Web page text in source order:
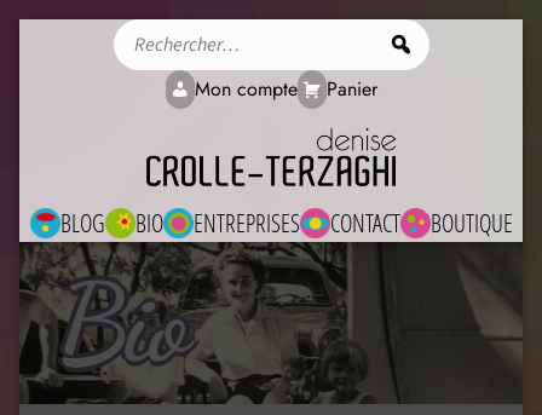
BLOG BIO ENTREPRISES CONTACT BOUTIQUE
Mon compte Panier
Bio